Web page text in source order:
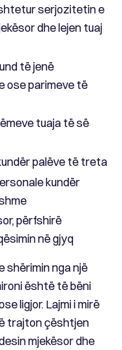
serjozitetin e
dhe lejen tuaj
të jenë
ose parimeve të
tuaja të së
palëve të treta
kundër
përfshirë
në gjyq
shërimin nga një
është të bëni
ligjor. Lajmi i mirë
trajton çështjen
mjekësor dhe